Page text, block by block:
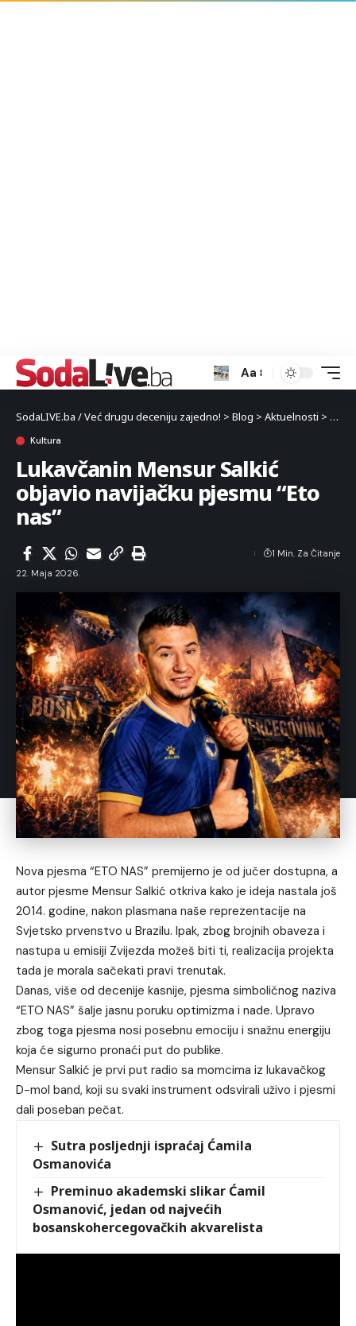
Aa
SodaLIVE.ba / Već drugu deceniju zajedno! > Blog > Aktuelnosti >
Kultura
Lukavčanin Mensur Salkić
objavio navijačku pjesmu “Eto
nas”
22. Maja 2026.
1 Min. Za Čitanje
Nova pjesma “ETO NAS” premijerno je od jučer dostupna, a
autor pjesme Mensur Salkić otkriva kako je ideja nastala još
2014. godine, nakon plasmana naše reprezentacije na
Svjetsko prvenstvo u Brazilu. Ipak, zbog brojnih obaveza i
nastupa u emisiji Zvijezda možeš biti ti, realizacija projekta
tada je morala sačekati pravi trenutak.
Danas, više od decenije kasnije, pjesma simboličnog naziva
“ETO NAS” šalje jasnu poruku optimizma i nade. Upravo
zbog toga pjesma nosi posebnu emociju i snažnu energiju
koja će sigurno pronaći put do publike.
Mensur Salkić je prvi put radio sa momcima iz lukavačkog
D-mol band, koji su svaki instrument odsvirali uživo i pjesmi
dali poseban pečat.
Sutra posljednji ispraćaj Ćamila
Osmanovića
Preminuo akademski slikar Ćamil
Osmanović, jedan od najvećih
bosanskohercegovačkih akvarelista